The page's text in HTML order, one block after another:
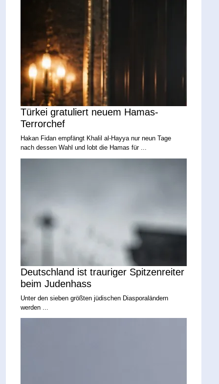
Türkei gratuliert neuem Hamas-
Terrorchef
Hakan Fidan empfängt Khalil al-Hayya nur neun Tage
nach dessen Wahl und lobt die Hamas für ...
Deutschland ist trauriger Spitzenreiter
beim Judenhass
Unter den sieben größten jüdischen Diasporaländern
werden ...